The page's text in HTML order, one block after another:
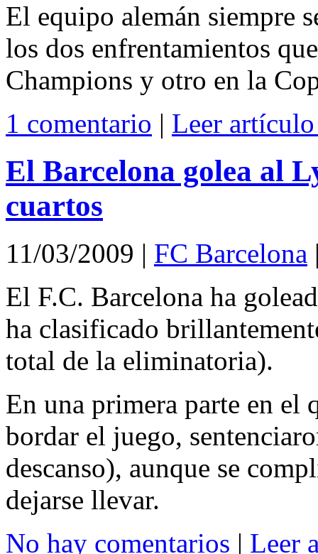
El equipo alemán siempre
los dos enfrentamientos
Champions y otro en la
1 comentario | Leer
El Barcelona golea al
cuartos
11/03/2009 | FC Barcelona
El F.C. Barcelona ha
ha clasificado
total de la eliminatoria).
En una primera parte en el
bordar el juego,
descanso), aunque se
dejarse llevar.
No hay comentarios | Leer